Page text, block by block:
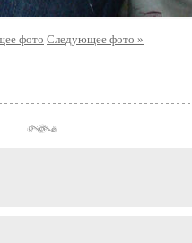
фото Следующее фото »